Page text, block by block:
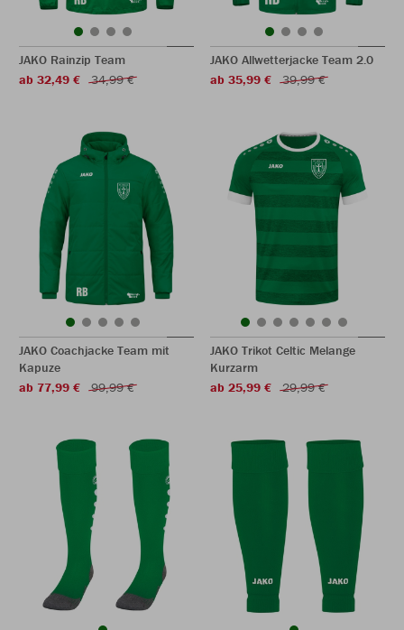
JAKO Rainzip Team
ab 32,49 €
34,99 €
JAKO Allwetterjacke Team 2.0
ab 35,99 €
39,99 €
JAKO Coachjacke Team mit
Kapuze
ab 77,99 €
99,99 €
JAKO Trikot Celtic Melange
Kurzarm
ab 25,99 €
29,99 €